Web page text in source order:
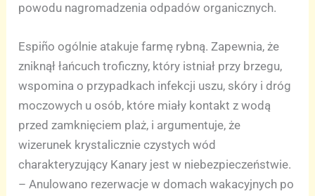
powodu nagromadzenia odpadów organicznych.
Espiño ogólnie atakuje farmę rybną. Zapewnia, że
zniknął łańcuch troficzny, który istniał przy brzegu,
wspomina o przypadkach infekcji uszu, skóry i dróg
moczowych u osób, które miały kontakt z wodą
przed zamknięciem plaż, i argumentuje, że
wizerunek krystalicznie czystych wód
charakteryzujący Kanary jest w niebezpieczeństwie.
– Anulowano rezerwacje w domach wakacyjnych po